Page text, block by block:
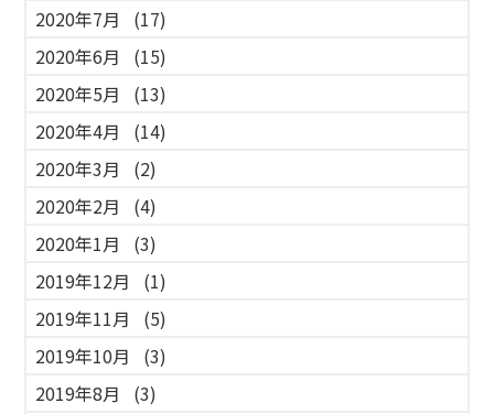
2020年7月
(17)
2020年6月
(15)
2020年5月
(13)
2020年4月
(14)
2020年3月
(2)
2020年2月
(4)
2020年1月
(3)
2019年12月
(1)
2019年11月
(5)
2019年10月
(3)
2019年8月
(3)